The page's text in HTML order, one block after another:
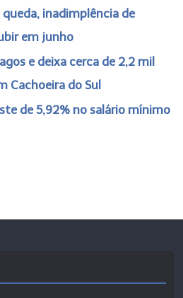
inadimplência de
em junho
e deixa cerca de 2,2 mil
Cachoeira do Sul
de 5,92% no salário mínimo